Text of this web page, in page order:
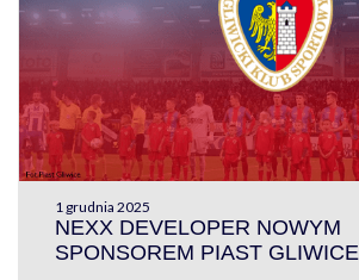
1 grudnia 2025
NEXX DEVELOPER NOWYM
SPONSOREM PIAST GLIWICE